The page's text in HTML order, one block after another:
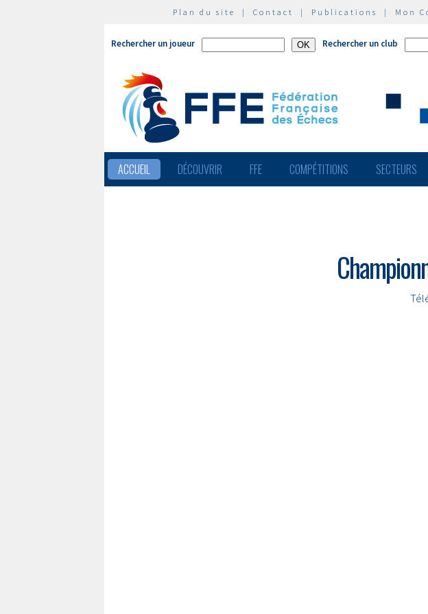
Plan du site | Contact | Publications | Mon
Rechercher un joueur Rechercher un club
ACCUEIL DÉCOUVRIR FFE COMPÉTITIONS SECTEURS